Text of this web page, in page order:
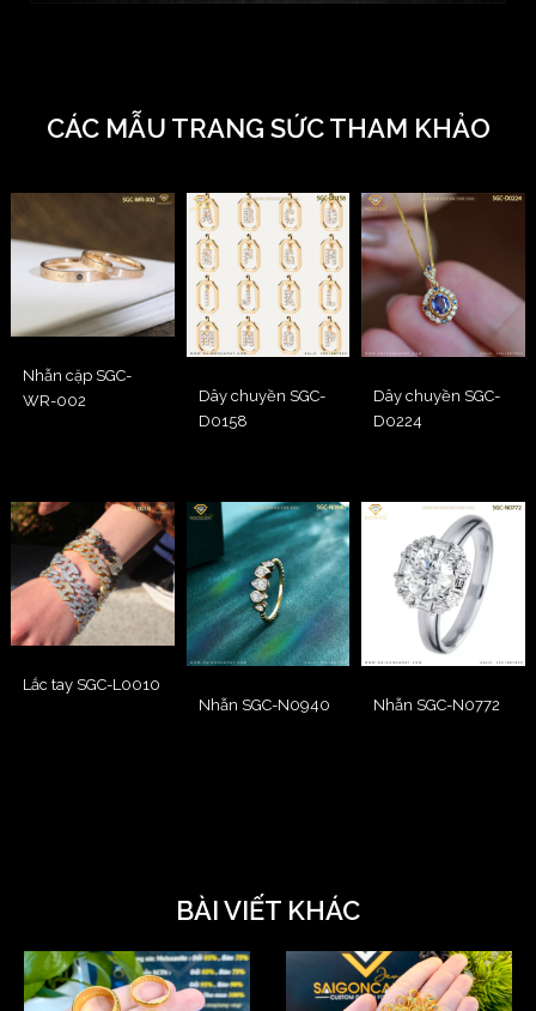
CÁC MẪU TRANG SỨC THAM KHẢO
Nhẫn cặp SGC-
WR-002
Dây chuyền SGC-
D0158
Dây chuyền SGC-
D0224
Lắc tay SGC-L0010
Nhẫn SGC-N0940
Nhẫn SGC-N0772
BÀI VIẾT KHÁC